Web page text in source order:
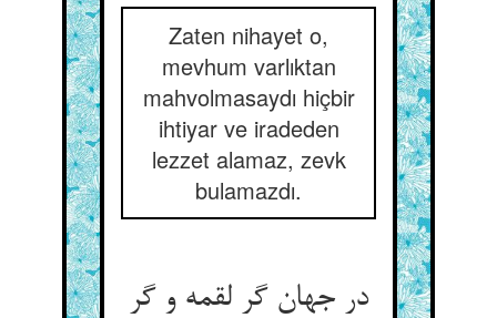
Zaten nihayet o,
mevhum varlıktan
mahvolmasaydı hiçbir
ihtiyar ve iradeden
lezzet alamaz, zevk
bulamazdı.
در جهان گر لقمه و گر